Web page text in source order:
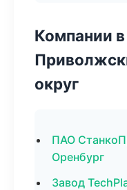
Компании в
округ
ПАО
Оренбург
Завод